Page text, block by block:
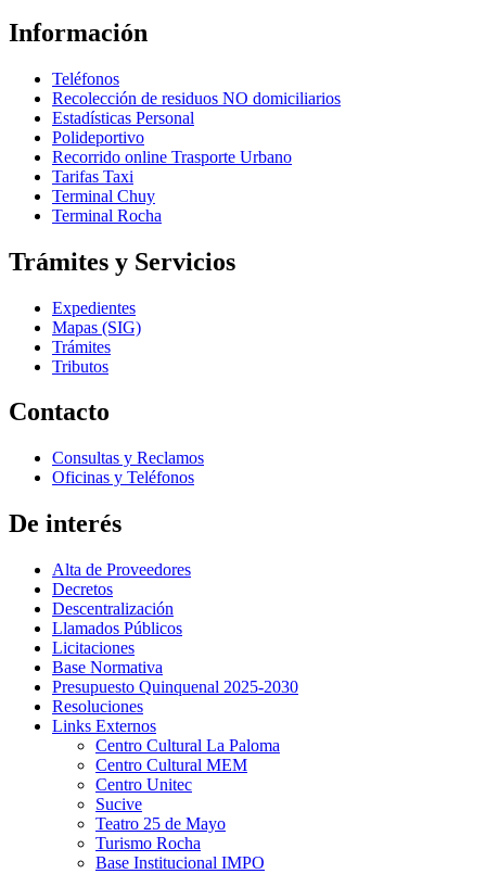
Información
Teléfonos
Recolección de residuos NO domiciliarios
Estadísticas Personal
Polideportivo
Recorrido online Trasporte Urbano
Tarifas Taxi
Terminal Chuy
Terminal Rocha
Trámites y Servicios
Expedientes
Mapas (SIG)
Trámites
Tributos
Contacto
Consultas y Reclamos
Oficinas y Teléfonos
De interés
Alta de Proveedores
Decretos
Descentralización
Llamados Públicos
Licitaciones
Base Normativa
Presupuesto Quinquenal 2025-2030
Resoluciones
Links Externos
Centro Cultural La Paloma
Centro Cultural MEM
Centro Unitec
Sucive
Teatro 25 de Mayo
Turismo Rocha
Base Institucional IMPO